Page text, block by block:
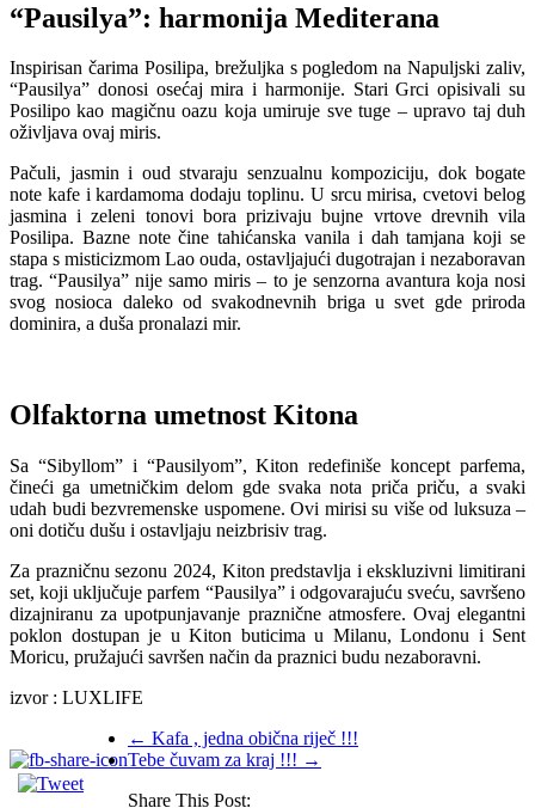
“Pausilya”: harmonija Mediterana
Inspirisan čarima Posilipa, brežuljka s pogledom na Napuljski zaliv,
“Pausilya” donosi osećaj mira i harmonije. Stari Grci opisivali su
Posilipo kao magičnu oazu koja umiruje sve tuge – upravo taj duh
oživljava ovaj miris.
Pačuli, jasmin i oud stvaraju senzualnu kompoziciju, dok bogate
note kafe i kardamoma dodaju toplinu. U srcu mirisa, cvetovi belog
jasmina i zeleni tonovi bora prizivaju bujne vrtove drevnih vila
Posilipa. Bazne note čine tahićanska vanila i dah tamjana koji se
stapa s misticizmom Lao ouda, ostavljajući dugotrajan i nezaboravan
trag. “Pausilya” nije samo miris – to je senzorna avantura koja nosi
svog nosioca daleko od svakodnevnih briga u svet gde priroda
dominira, a duša pronalazi mir.
Olfaktorna umetnost Kitona
Sa “Sibyllom” i “Pausilyom”, Kiton redefiniše koncept parfema,
čineći ga umetničkim delom gde svaka nota priča priču, a svaki
udah budi bezvremenske uspomene. Ovi mirisi su više od luksuza –
oni dotiču dušu i ostavljaju neizbrisiv trag.
Za prazničnu sezonu 2024, Kiton predstavlja i ekskluzivni limitirani
set, koji uključuje parfem “Pausilya” i odgovarajuću sveću, savršeno
dizajniranu za upotpunjavanje praznične atmosfere. Ovaj elegantni
poklon dostupan je u Kiton buticima u Milanu, Londonu i Sent
Moricu, pružajući savršen način da praznici budu nezaboravni.
izvor : LUXLIFE
← Kafa , jedna obična riječ !!!
Tebe čuvam za kraj !!! →
Share This Post: